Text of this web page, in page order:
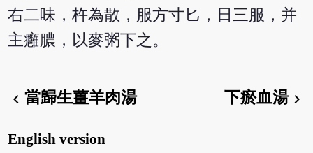
右二味，杵為散，服方寸匕，日三服，并
主癰膿，以麥粥下之。
chevron_left當歸生薑羊肉湯 下瘀血湯chevron_right
English version